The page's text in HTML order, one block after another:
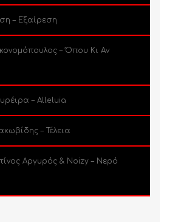
– Εξαίρεση
– Όπου Κι Αν
– Alleluia
– Τέλεια
Αργυρός & Noizy – Νερό